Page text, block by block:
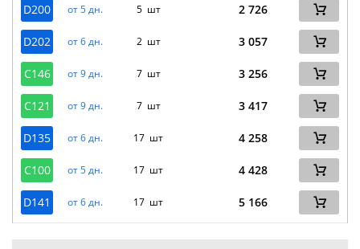
D200 от 5 дн. 5 шт 2 726
D202 от 6 дн. 2 шт 3 057
C146 от 9 дн. 7 шт 3 256
C121 от 9 дн. 7 шт 3 417
D135 от 6 дн. 17 шт 4 258
C100 от 5 дн. 17 шт 4 428
D141 от 6 дн. 17 шт 5 166